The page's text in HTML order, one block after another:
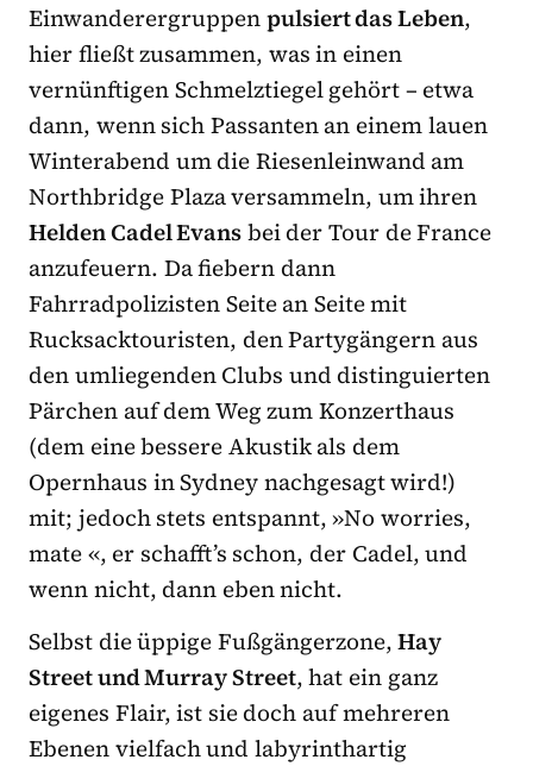
Einwanderergruppenpulsiert das Leben,
hier fließt zusammen, was in einen
vernünftigen Schmelztiegel gehört – etwa
dann, wenn sich Passanten an einem lauen
Winterabend um die Riesenleinwand am
Northbridge Plaza versammeln, um ihren
Helden Cadel Evansbei der Tour de France
anzufeuern. Da fiebern dann
Fahrradpolizisten Seite an Seite mit
Rucksacktouristen, den Partygängern aus
den umliegenden Clubs und distinguierten
Pärchen auf dem Weg zum Konzerthaus
(dem eine bessere Akustik als dem
Opernhaus in Sydney nachgesagt wird!)
mit; jedoch stets entspannt, »No worries,
mate «, er schafft’s schon, der Cadel, und
wenn nicht, dann eben nicht.
Selbst die üppige Fußgängerzone,Hay
Street und Murray Street, hat ein ganz
eigenes Flair, ist sie doch auf mehreren
Ebenen vielfach und labyrinthartig